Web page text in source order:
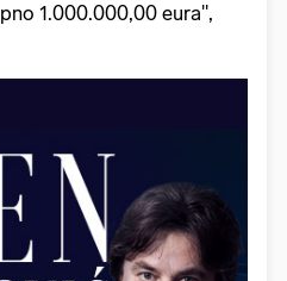
1.000.000,00 eura",